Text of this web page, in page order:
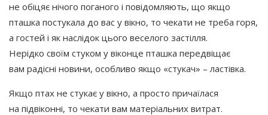
не обіцяє нічого поганого і повідомляють, що якщо
пташка постукала до вас у вікно, то чекати не треба горя,
а гостей і як наслідок цього веселого застілля.
Нерідко своїм стуком у віконце пташка передвіщає
вам радісні новини, особливо якщо «стукач» – ластівка.
Якщо птах не стукає у вікно, а просто причаїлася
на підвіконні, то чекати вам матеріальних витрат.